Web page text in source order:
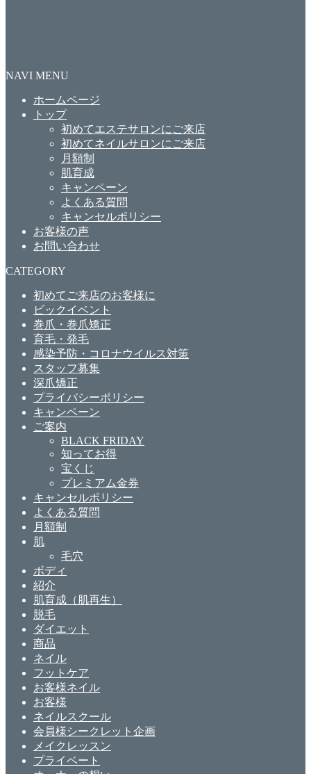
NAVI MENU
ホームページ
トップ
初めてエステサロンにご来店
初めてネイルサロンにご来店
月額制
肌育成
キャンペーン
よくある質問
キャンセルポリシー
お客様の声
お問い合わせ
CATEGORY
初めてご来店のお客様に
ビックイベント
巻爪・巻爪矯正
育毛・発毛
感染予防・コロナウイルス対策
スタッフ募集
深爪矯正
プライバシーポリシー
キャンペーン
ご案内
BLACK FRIDAY
知ってお得
宝くじ
プレミアム金券
キャンセルポリシー
よくある質問
月額制
肌
毛穴
ボディ
紹介
肌育成（肌再生）
脱毛
ダイエット
商品
ネイル
フットケア
お客様ネイル
お客様
ネイルスクール
会員様シークレット企画
メイクレッスン
プライベート